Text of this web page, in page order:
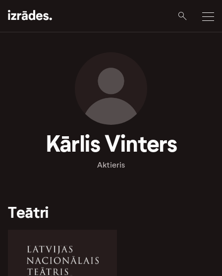
Kārlis Vinters
Aktieris
Teātri